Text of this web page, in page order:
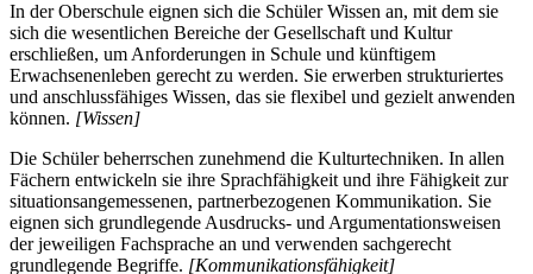
In der Oberschule eignen sich die Schüler Wissen an, mit dem sie
sich die wesentlichen Bereiche der Gesellschaft und Kultur
erschließen, um Anforderungen in Schule und künftigem
Erwachsenenleben gerecht zu werden. Sie erwerben strukturiertes
und anschlussfähiges Wissen, das sie flexibel und gezielt anwenden
können. [Wissen]
Die Schüler beherrschen zunehmend die Kulturtechniken. In allen
Fächern entwickeln sie ihre Sprachfähigkeit und ihre Fähigkeit zur
situationsangemessenen, partnerbezogenen Kommunikation. Sie
eignen sich grundlegende Ausdrucks- und Argumentationsweisen
der jeweiligen Fachsprache an und verwenden sachgerecht
grundlegende Begriffe. [Kommunikationsfähigkeit]